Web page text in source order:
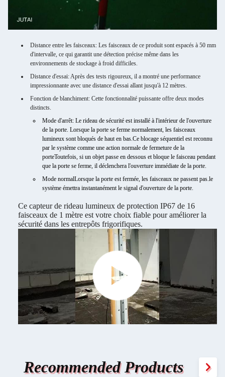
Distance entre les faisceaux: Les faisceaux de ce produit sont espacés à 50 mm
d'intervalle, ce qui garantit une détection précise même dans les
environnements de stockage à froid difficiles.
Distance d'essai: Après des tests rigoureux, il a montré une performance
impressionnante avec une distance d'essai allant jusqu'à 12 mètres.
Fonction de blanchiment: Cette fonctionnalité puissante offre deux modes
distincts.
Mode d'arrêt: Le rideau de sécurité est installé à l'intérieur de l'ouverture
de la porte. Lorsque la porte se ferme normalement, les faisceaux
lumineux sont bloqués de haut en bas.Ce blocage séquentiel est reconnu
par le système comme une action normale de fermeture de la
porteToutefois, si un objet passe en dessous et bloque le faisceau pendant
que la porte se ferme, il déclenchera l'ouverture immédiate de la porte.
Mode normalLorsque la porte est fermée, les faisceaux ne passent pas.le
système émettra instantanément le signal d'ouverture de la porte.
Ce capteur de rideau lumineux de protection IP67 de 16
faisceaux de 1 mètre est votre choix fiable pour améliorer la
sécurité dans les entrepôts frigorifiques.
Recommended Products